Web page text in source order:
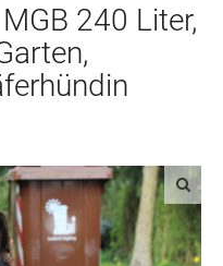
240 Liter,